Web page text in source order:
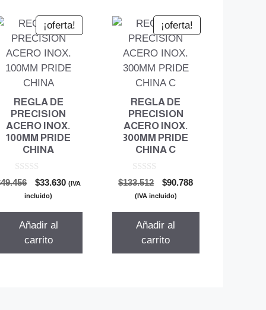
¡oferta!
REGLA DE
PRECISION
ACERO INOX.
100MM PRIDE
CHINA
0
d
49.456
El
precio
era:
$33.630El(IVA
incluido)
Añadir al
carrito
¡oferta!
REGLA DE
PRECISION
ACERO INOX.
300MM PRIDE
CHINA C
0
d
e
$133.512
El
precio
era:
$90.788El
(IVA incluido)
Añadir al
carrito